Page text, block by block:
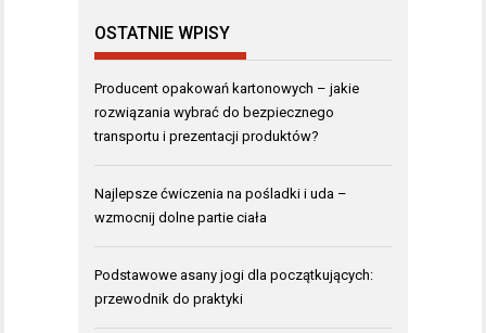
OSTATNIE WPISY
Producent opakowań kartonowych – jakie
rozwiązania wybrać do bezpiecznego
transportu i prezentacji produktów?
Najlepsze ćwiczenia na pośladki i uda –
wzmocnij dolne partie ciała
Podstawowe asany jogi dla początkujących:
przewodnik do praktyki